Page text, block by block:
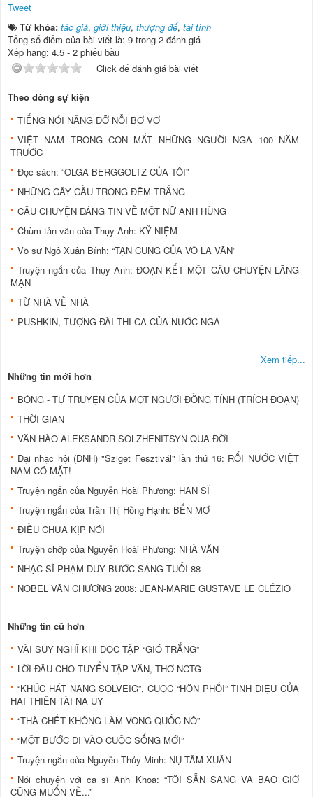
Tweet
Từ khóa: tác giả, giới thiệu, thượng đế, tài tình
Tổng số điểm của bài viết là: 9 trong 2 đánh giá
Xếp hạng: 4.5 - 2 phiếu bầu
Click để đánh giá bài viết
Theo dòng sự kiện
TIẾNG NÓI NÂNG ĐỠ NỖI BƠ VƠ
VIỆT NAM TRONG CON MẮT NHỮNG NGƯỜI NGA 100 NĂM
TRƯỚC
Đọc sách: “OLGA BERGGOLTZ CỦA TÔI”
NHỮNG CÂY CẦU TRONG ĐÊM TRẮNG
CÂU CHUYỆN ĐÁNG TIN VỀ MỘT NỮ ANH HÙNG
Chùm tản văn của Thụy Anh: KỶ NIỆM
Võ sư Ngô Xuân Bính: “TẬN CÙNG CỦA VÕ LÀ VĂN”
Truyện ngắn của Thụy Anh: ĐOẠN KẾT MỘT CÂU CHUYỆN LÃNG
MẠN
TỪ NHÀ VỀ NHÀ
PUSHKIN, TƯỢNG ĐÀI THI CA CỦA NƯỚC NGA
Xem tiếp...
Những tin mới hơn
BÓNG - TỰ TRUYỆN CỦA MỘT NGƯỜI ĐỒNG TÍNH (TRÍCH ĐOẠN)
THỜI GIAN
VĂN HÀO ALEKSANDR SOLZHENITSYN QUA ĐỜI
Đại nhạc hội (ĐNH) "Sziget Fesztivál" lần thứ 16: RỐI NƯỚC VIỆT
NAM CÓ MẶT!
Truyện ngắn của Nguyễn Hoài Phương: HÀN SĨ
Truyện ngắn của Trần Thị Hồng Hạnh: BẾN MƠ
ĐIỀU CHƯA KỊP NÓI
Truyện chớp của Nguyễn Hoài Phương: NHÀ VĂN
NHẠC SĨ PHẠM DUY BƯỚC SANG TUỔI 88
NOBEL VĂN CHƯƠNG 2008: JEAN-MARIE GUSTAVE LE CLÉZIO
Những tin cũ hơn
VÀI SUY NGHĨ KHI ĐỌC TẬP “GIÓ TRẮNG”
LỜI ĐẦU CHO TUYỂN TẬP VĂN, THƠ NCTG
“KHÚC HÁT NÀNG SOLVEIG”, CUỘC “HÔN PHỐI” TINH DIỆU CỦA
HAI THIÊN TÀI NA UY
“THÀ CHẾT KHÔNG LÀM VONG QUỐC NÔ”
“MỘT BƯỚC ĐI VÀO CUỘC SỐNG MỚI”
Truyện ngắn của Nguyễn Thủy Minh: NỤ TẦM XUÂN
Nói chuyện với ca sĩ Anh Khoa: “TÔI SẴN SÀNG VÀ BAO GIỜ
CŨNG MUỐN VỀ...”